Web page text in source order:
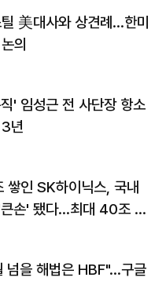
美대사와 상견례…한미
의
' 임성근 전 사단장 항소
년
인 SK하이닉스, 국내
손' 됐다…최대 40조 투
넘을 해법은 HBF"…구글